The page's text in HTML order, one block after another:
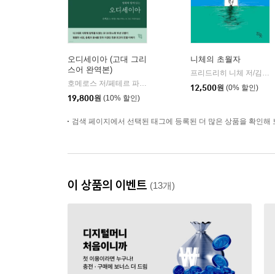
오디세이아 (고대 그리
스어 완역본)
| 현대지성
19,800원 (10% 할인)
니체의 초월자
12,500원 (0% 할인)
검색 페이지에서 선택된 태그에 등록된 더 많은 상품을 확인해
이 상품의 이벤트 (13개)